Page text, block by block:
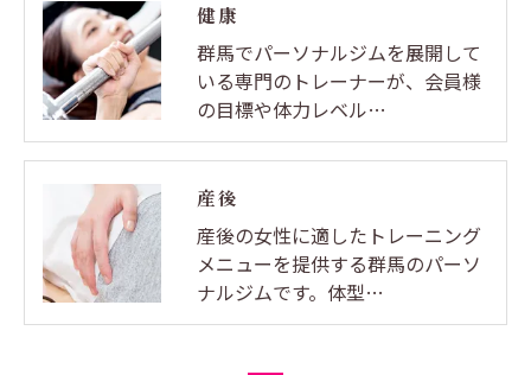
健康
群馬でパーソナルジムを展開して
いる専門のトレーナーが、会員様
の目標や体力レベル…
産後
産後の女性に適したトレーニング
メニューを提供する群馬のパーソ
ナルジムです。体型…